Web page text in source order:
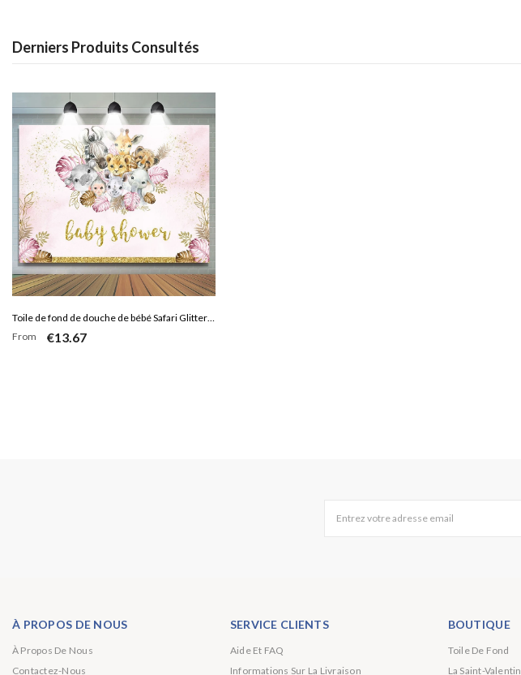
Derniers Produits Consultés
Toile de fond de douche de bébé Safari Glitter
rose et doré
From €13.67
Entrez votre adresse email
À PROPOS DE NOUS
À Propos De Nous
Contactez-Nous
SERVICE CLIENTS
Aide Et FAQ
Informations Sur La Livraison
BOUTIQUE
Toile De Fond
La Saint-Valentin